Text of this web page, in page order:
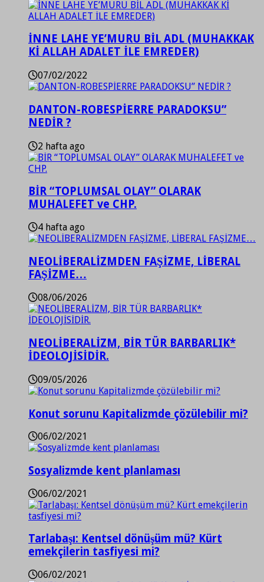
İNNE LAHE YE’MURU BİL ADL (MUHAKKAK
Kİ ALLAH ADALET İLE EMREDER)
07/02/2022
DANTON-ROBESPİERRE PARADOKSU”
NEDİR ?
2 hafta ago
BİR “TOPLUMSAL OLAY” OLARAK
MUHALEFET ve CHP.
4 hafta ago
NEOLİBERALİZMDEN FAŞİZME, LİBERAL
FAŞİZME…
08/06/2026
NEOLİBERALİZM, BİR TÜR BARBARLIK*
İDEOLOJİSİDİR.
09/05/2026
Konut sorunu Kapitalizmde çözülebilir mi?
06/02/2021
Sosyalizmde kent planlaması
06/02/2021
Tarlabaşı: Kentsel dönüşüm mü? Kürt
emekçilerin tasfiyesi mi?
06/02/2021